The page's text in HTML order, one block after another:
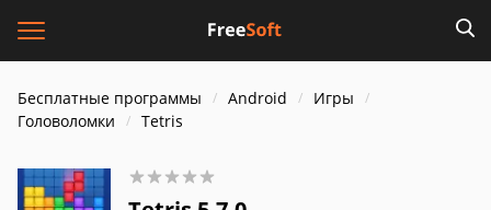
Бесплатные программы Android
Игры
Головоломки
Tetris